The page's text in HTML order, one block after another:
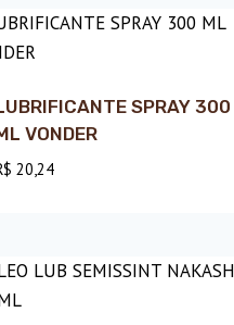
SPRAY 300
VONDER
20,24